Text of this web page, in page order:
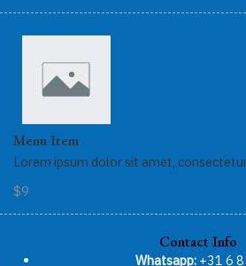
Menu Item
Lorem ipsum dolor sit amet,
$9
Contact Info
Whatsapp:+31 6